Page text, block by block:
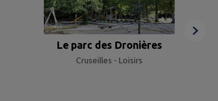
Le parc des Dronières
Cruseilles - Loisirs